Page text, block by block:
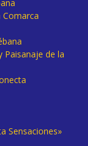
Paisanaje de la
Sensaciones»